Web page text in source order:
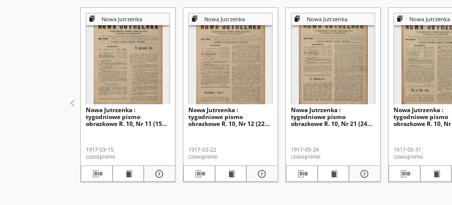
Nowa Jutrzenka
Nowa Jutrzenka :
tygodniowe pismo
obrazkowe R. 10, Nr 11 (15
1917-03-15
czasopismo
Nowa Jutrzenka
Nowa Jutrzenka :
tygodniowe pismo
obrazkowe R. 10, Nr 12 (22
1917-03-22
czasopismo
Nowa Jutrzenka
Nowa Jutrzenka :
tygodniowe pismo
obrazkowe R. 10, Nr 21 (24
1917-05-24
czasopismo
Nowa Jutrzenka
Nowa Jutrzenka :
tygodniowe pismo
obrazkowe R. 10, Nr
1917-05-31
czasopismo